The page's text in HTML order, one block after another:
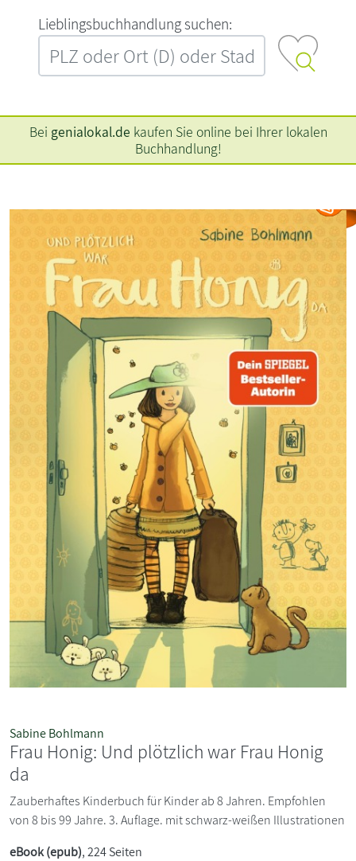
L‍i‍e‍b‍l‍i‍n‍g‍s‍b‍u‍c‍h‍h‍a‍n‍d‍l‍u‍n‍g‍ ‍s‍u‍c‍h‍e‍n‍:‍
Bei genialokal.de kaufen Sie online bei Ihrer lokalen
Buchhandlung!
Sabine Bohlmann
Frau Honig: Und plötzlich war Frau Honig
da
Zauberhaftes Kinderbuch für Kinder ab 8 Jahren. Empfohlen
von 8 bis 99 Jahre. 3. Auflage. mit schwarz-weißen Illustrationen
eBook (epub), 224 Seiten